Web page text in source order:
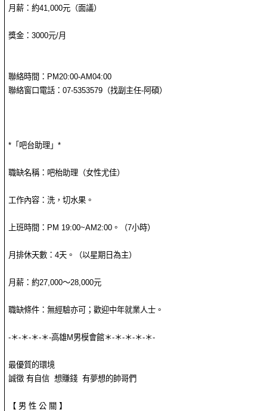
月薪：約41,000元（面議）
獎金：3000元/月
聯絡時間：PM20:00-AM04:00
聯絡窗口電話：07-5353579（找副主任-阿碩）
*「吧台助理」*
職缺名稱：吧枱助理（女性尤佳）
工作內容：洗，切水果。
上班時間：PM 19:00~AM2:00。（7小時）
月排休天數：4天。（以星期日為主）
月薪：約27,000～28,000元
職缺條件：無經驗亦可；歡迎中年就業人士。
-＊-＊-＊-＊-高雄M男模會館＊-＊-＊-＊-＊-
最優質的環境
誠徵 有自信 想賺錢 有夢想的帥哥們
【 男 性 公 關 】